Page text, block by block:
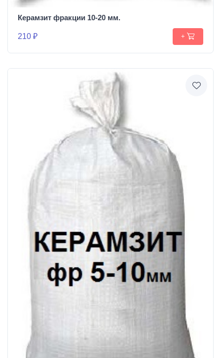
Керамзит фракции 10-20 мм.
210 ₽ +